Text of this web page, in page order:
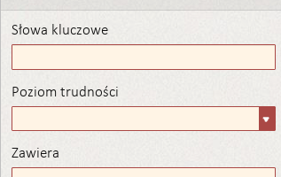
Słowa kluczowe
Poziom trudności
trudności
Zawiera